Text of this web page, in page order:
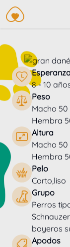
8 - 10
Peso
Macho 50
Hembra
Altura
Macho 50
Hembra
Pelo
Corto,liso
Grupo
Perros
boyeros
Apodos